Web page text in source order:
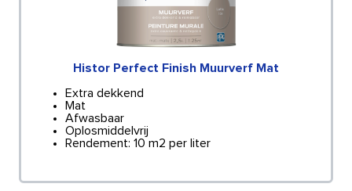
Histor Perfect Finish Muurverf Mat
Extra dekkend
Mat
Afwasbaar
Oplosmiddelvrij
Rendement: 10 m2 per liter